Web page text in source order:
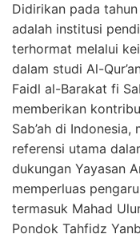
Didirikan pada
adalah institusi
terhormat melalui
dalam studi Al-
Faidl al-Barakat fi
memberikan
Sab’ah di
referensi utama
dukungan Yayasan
memperluas
termasuk Mahad
Pondok Tahfidz